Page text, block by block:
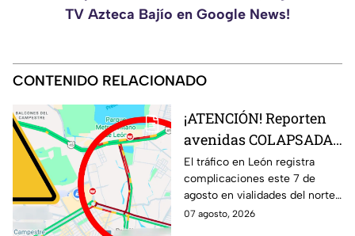
TV Azteca Bajío en Google News!
CONTENIDO RELACIONADO
¡ATENCIÓN! Reporten
avenidas COLAPSADAS
en el Morelos, Las
Torres y San Juan
Bosco, en León HOY 7
de agosto ¿Qué pasó?
El tráfico en León registra
complicaciones este 7 de
agosto en vialidades del norte
de la ciudad. Bulevar Morelos,
07 agosto, 2026